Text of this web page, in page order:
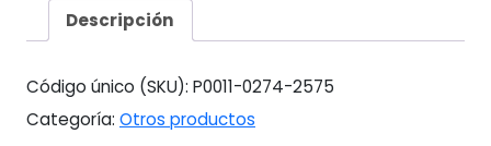
d
Faston
Ficha
Chata
#11066
Descripción
Código único (SKU): P0011-0274-2575
Categoría: Otros productos